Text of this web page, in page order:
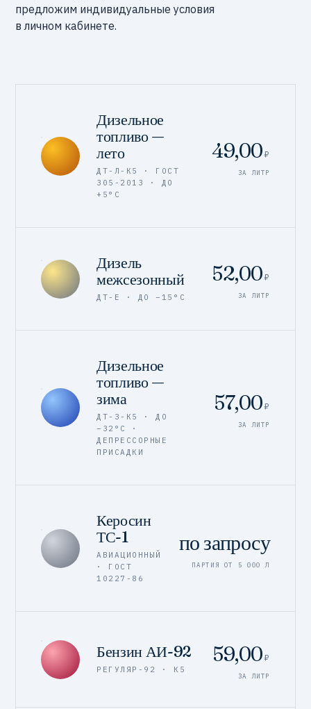
предложим индивидуальные условия
в личном кабинете.
Дизельное
топливо —
лето
ДТ-Л-К5 · ГОСТ
305-2013 · ДО
+5°C
49,00₽
ЗА ЛИТР
Дизель
межсезонный
ДТ-Е · ДО −15°C
52,00₽
ЗА ЛИТР
Дизельное
топливо —
зима
ДТ-З-К5 · ДО
−32°C ·
ДЕПРЕССОРНЫЕ
ПРИСАДКИ
57,00₽
ЗА ЛИТР
Керосин
ТС-1
АВИАЦИОННЫЙ
· ГОСТ
10227-86
по запросу
ПАРТИЯ ОТ 5 000 Л
Бензин АИ-92
РЕГУЛЯР-92 · К5
59,00₽
ЗА ЛИТР